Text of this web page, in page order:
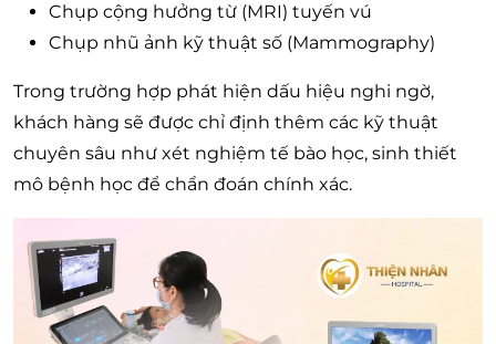
Chụp cộng hưởng từ (MRI) tuyến vú
Chụp nhũ ảnh kỹ thuật số (Mammography)
Trong trường hợp phát hiện dấu hiệu nghi ngờ,
khách hàng sẽ được chỉ định thêm các kỹ thuật
chuyên sâu như xét nghiệm tế bào học, sinh thiết
mô bệnh học để chẩn đoán chính xác.